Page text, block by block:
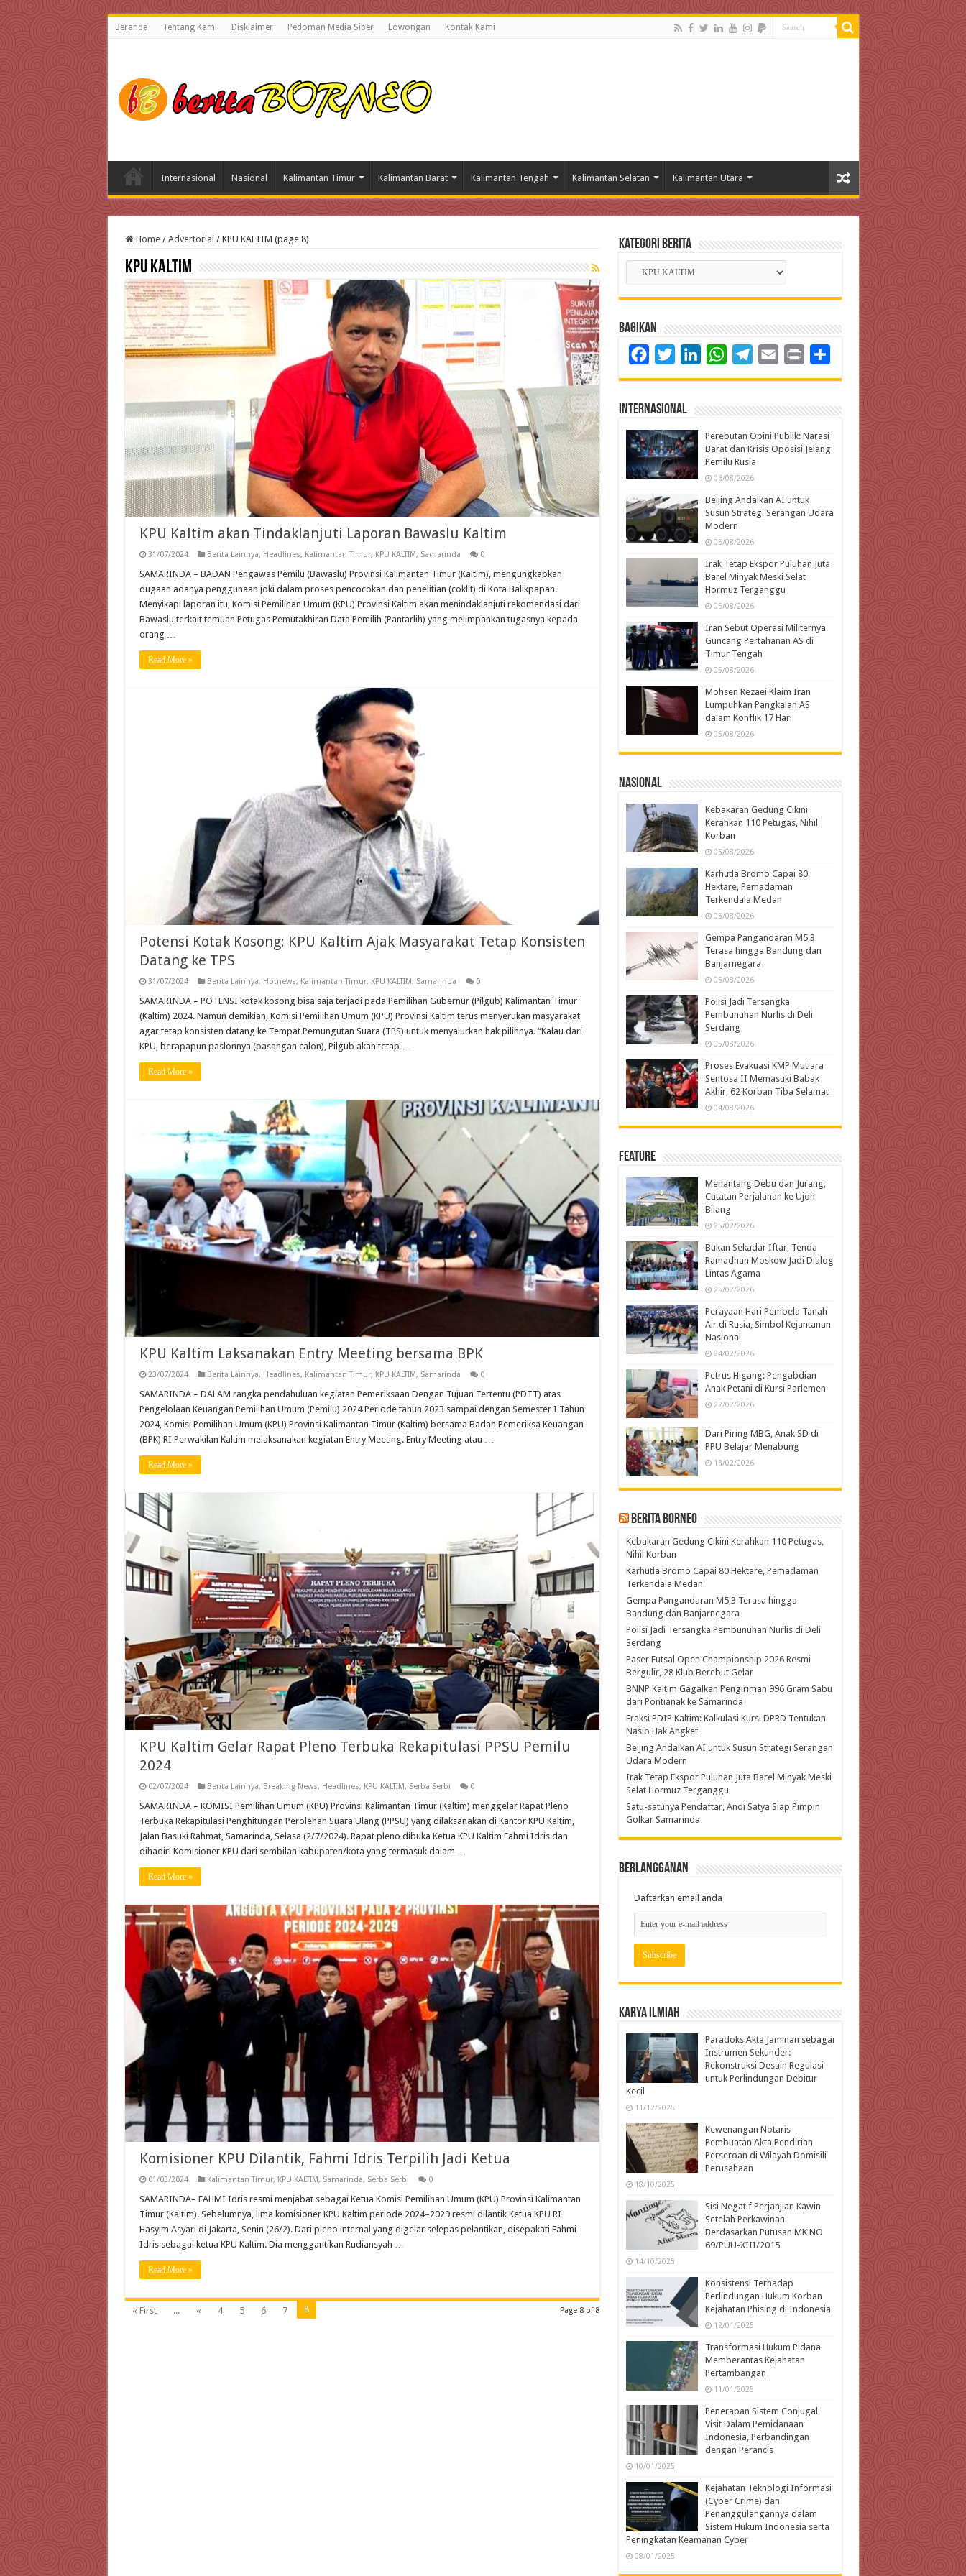
Beranda Tentang Kami Disklaimer Pedoman Media Siber Lowongan Kontak Kami
Internasional Nasional Kalimantan Timur Kalimantan Barat Kalimantan Tengah Kalimantan Selatan Kalimantan Utara
Home / Advertorial / KPU KALTIM (page 8)
KPU KALTIM
KPU Kaltim akan Tindaklanjuti Laporan Bawaslu Kaltim
31/07/2024 Berita Lainnya, Headlines, Kalimantan Timur, KPU KALTIM, Samarinda 0
SAMARINDA – BADAN Pengawas Pemilu (Bawaslu) Provinsi Kalimantan Timur (Kaltim), mengungkapkan
dugaan adanya penggunaan joki dalam proses pencocokan dan penelitian (coklit) di Kota Balikpapan.
Menyikapi laporan itu, Komisi Pemilihan Umum (KPU) Provinsi Kaltim akan menindaklanjuti rekomendasi dari
Bawaslu terkait temuan Petugas Pemutakhiran Data Pemilih (Pantarlih) yang melimpahkan tugasnya kepada
orang …
Read More »
Potensi Kotak Kosong: KPU Kaltim Ajak Masyarakat Tetap Konsisten
Datang ke TPS
31/07/2024 Berita Lainnya, Hotnews, Kalimantan Timur, KPU KALTIM, Samarinda 0
SAMARINDA – POTENSI kotak kosong bisa saja terjadi pada Pemilihan Gubernur (Pilgub) Kalimantan Timur
(Kaltim) 2024. Namun demikian, Komisi Pemilihan Umum (KPU) Provinsi Kaltim terus menyerukan masyarakat
agar tetap konsisten datang ke Tempat Pemungutan Suara (TPS) untuk menyalurkan hak pilihnya. “Kalau dari
KPU, berapapun paslonnya (pasangan calon), Pilgub akan tetap …
Read More »
KPU Kaltim Laksanakan Entry Meeting bersama BPK
23/07/2024 Berita Lainnya, Headlines, Kalimantan Timur, KPU KALTIM, Samarinda 0
SAMARINDA – DALAM rangka pendahuluan kegiatan Pemeriksaan Dengan Tujuan Tertentu (PDTT) atas
Pengelolaan Keuangan Pemilihan Umum (Pemilu) 2024 Periode tahun 2023 sampai dengan Semester I Tahun
2024, Komisi Pemilihan Umum (KPU) Provinsi Kalimantan Timur (Kaltim) bersama Badan Pemeriksa Keuangan
(BPK) RI Perwakilan Kaltim melaksanakan kegiatan Entry Meeting. Entry Meeting atau …
Read More »
KPU Kaltim Gelar Rapat Pleno Terbuka Rekapitulasi PPSU Pemilu
2024
02/07/2024 Berita Lainnya, Breaking News, Headlines, KPU KALTIM, Serba Serbi 0
SAMARINDA – KOMISI Pemilihan Umum (KPU) Provinsi Kalimantan Timur (Kaltim) menggelar Rapat Pleno
Terbuka Rekapitulasi Penghitungan Perolehan Suara Ulang (PPSU) yang dilaksanakan di Kantor KPU Kaltim,
Jalan Basuki Rahmat, Samarinda, Selasa (2/7/2024). Rapat pleno dibuka Ketua KPU Kaltim Fahmi Idris dan
dihadiri Komisioner KPU dari sembilan kabupaten/kota yang termasuk dalam …
Read More »
Komisioner KPU Dilantik, Fahmi Idris Terpilih Jadi Ketua
01/03/2024 Kalimantan Timur, KPU KALTIM, Samarinda, Serba Serbi 0
SAMARINDA– FAHMI Idris resmi menjabat sebagai Ketua Komisi Pemilihan Umum (KPU) Provinsi Kalimantan
Timur (Kaltim). Sebelumnya, lima komisioner KPU Kaltim periode 2024–2029 resmi dilantik Ketua KPU RI
Hasyim Asyari di Jakarta, Senin (26/2). Dari pleno internal yang digelar selepas pelantikan, disepakati Fahmi
Idris sebagai ketua KPU Kaltim. Dia menggantikan Rudiansyah …
Read More »
Page 8 of 8
« First ... « 4 5 6 7 8
Kategori Berita
Kategori
Berita
Bagikan
FacebookTwitterLinkedInWhatsAppTelegram
Email Print
Internasional
Perebutan Opini Publik: Narasi
Barat dan Krisis Oposisi Jelang
Pemilu Rusia
06/08/2026
Beijing Andalkan AI untuk
Susun Strategi Serangan Udara
Modern
05/08/2026
Irak Tetap Ekspor Puluhan Juta
Barel Minyak Meski Selat
Hormuz Terganggu
05/08/2026
Iran Sebut Operasi Militernya
Guncang Pertahanan AS di
Timur Tengah
05/08/2026
Mohsen Rezaei Klaim Iran
Lumpuhkan Pangkalan AS
dalam Konflik 17 Hari
05/08/2026
Nasional
Kebakaran Gedung Cikini
Kerahkan 110 Petugas, Nihil
Korban
05/08/2026
Karhutla Bromo Capai 80
Hektare, Pemadaman
Terkendala Medan
05/08/2026
Gempa Pangandaran M5,3
Terasa hingga Bandung dan
Banjarnegara
05/08/2026
Polisi Jadi Tersangka
Pembunuhan Nurlis di Deli
Serdang
05/08/2026
Proses Evakuasi KMP Mutiara
Sentosa II Memasuki Babak
Akhir, 62 Korban Tiba Selamat
04/08/2026
Feature
Menantang Debu dan Jurang,
Catatan Perjalanan ke Ujoh
Bilang
25/02/2026
Bukan Sekadar Iftar, Tenda
Ramadhan Moskow Jadi Dialog
Lintas Agama
25/02/2026
Perayaan Hari Pembela Tanah
Air di Rusia, Simbol Kejantanan
Nasional
24/02/2026
Petrus Higang: Pengabdian
Anak Petani di Kursi Parlemen
22/02/2026
Dari Piring MBG, Anak SD di
PPU Belajar Menabung
13/02/2026
Berita Borneo
Kebakaran Gedung Cikini Kerahkan 110 Petugas,
Nihil Korban
Karhutla Bromo Capai 80 Hektare, Pemadaman
Terkendala Medan
Gempa Pangandaran M5,3 Terasa hingga
Bandung dan Banjarnegara
Polisi Jadi Tersangka Pembunuhan Nurlis di Deli
Serdang
Paser Futsal Open Championship 2026 Resmi
Bergulir, 28 Klub Berebut Gelar
BNNP Kaltim Gagalkan Pengiriman 996 Gram Sabu
dari Pontianak ke Samarinda
Fraksi PDIP Kaltim: Kalkulasi Kursi DPRD Tentukan
Nasib Hak Angket
Beijing Andalkan AI untuk Susun Strategi Serangan
Udara Modern
Irak Tetap Ekspor Puluhan Juta Barel Minyak Meski
Selat Hormuz Terganggu
Satu-satunya Pendaftar, Andi Satya Siap Pimpin
Golkar Samarinda
Berlangganan
Daftarkan email anda
Karya Ilmiah
Paradoks Akta Jaminan sebagai
Instrumen Sekunder:
Rekonstruksi Desain Regulasi
untuk Perlindungan Debitur
Kecil
11/12/2025
Kewenangan Notaris
Pembuatan Akta Pendirian
Perseroan di Wilayah Domisili
Perusahaan
18/10/2025
Sisi Negatif Perjanjian Kawin
Setelah Perkawinan
Berdasarkan Putusan MK NO
69/PUU-XIII/2015
14/10/2025
Konsistensi Terhadap
Perlindungan Hukum Korban
Kejahatan Phising di Indonesia
12/01/2025
Transformasi Hukum Pidana
Memberantas Kejahatan
Pertambangan
11/01/2025
Penerapan Sistem Conjugal
Visit Dalam Pemidanaan
Indonesia, Perbandingan
dengan Perancis
10/01/2025
Kejahatan Teknologi Informasi
(Cyber Crime) dan
Penanggulangannya dalam
Sistem Hukum Indonesia serta
Peningkatan Keamanan Cyber
08/01/2025